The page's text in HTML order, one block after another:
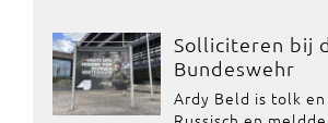
Solliciteren bij
Bundeswehr
Ardy Beld is tolk